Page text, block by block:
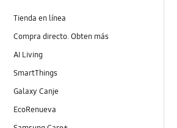
Tienda en línea
Compra directo. Obten más
AI Living
SmartThings
Galaxy Canje
EcoRenueva